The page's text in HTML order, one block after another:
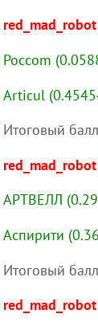
Poccom
Articul
Итоговый
АРТВЕЛЛ
Аспирити
Итоговый